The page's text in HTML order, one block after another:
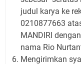
judul karya ke
0210877663
MANDIRI
nama Rio
Mengirimkan